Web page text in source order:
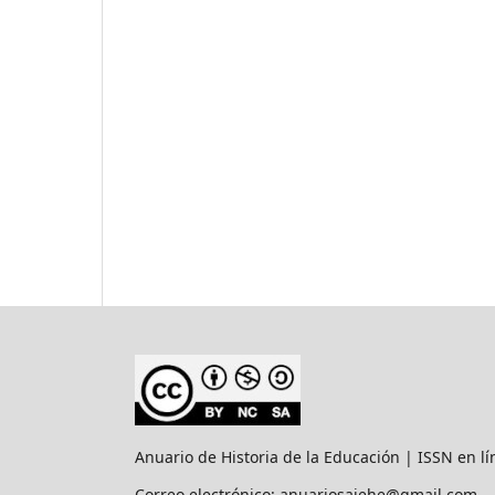
Anuario de Historia de la Educación | ISSN en